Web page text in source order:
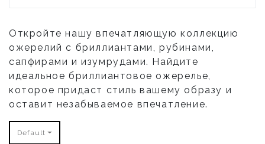
Откройте нашу впечатляющую коллекцию
ожерелий с бриллиантами, рубинами,
сапфирами и изумрудами. Найдите
идеальное бриллиантовое ожерелье,
которое придаст стиль вашему образу и
оставит незабываемое впечатление.
Default